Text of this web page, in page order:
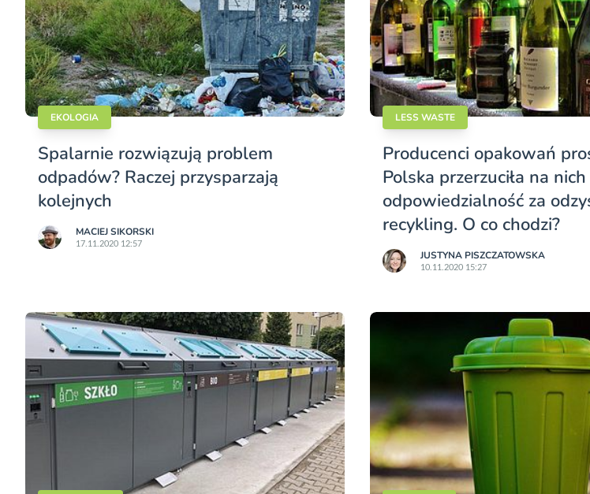
EKOLOGIA
Spalarnie rozwiązują problem
odpadów? Raczej przysparzają
kolejnych
MACIEJ SIKORSKI
17.11.2020 12:57
LESS WASTE
Producenci opakowań
Polska przerzuciła na nich
odpowiedzialność za
recykling. O co chodzi?
JUSTYNA PISZCZATOWSKA
10.11.2020 15:27